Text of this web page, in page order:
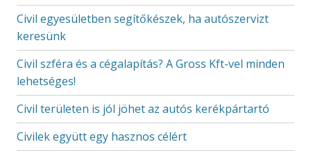
Civil egyesületben segítőkészek, ha autószervizt
keresünk
Civil szféra és a cégalapítás? A Gross Kft-vel minden
lehetséges!
Civil területen is jól jöhet az autós kerékpártartó
Civilek együtt egy hasznos célért